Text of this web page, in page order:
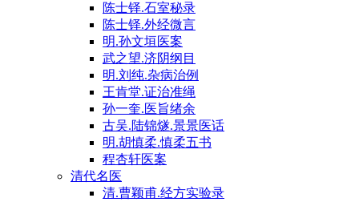
陈士铎.石室秘录
陈士铎.外经微言
明.孙文垣医案
武之望.济阴纲目
明.刘纯.杂病治例
王肯堂.证治准绳
孙一奎.医旨绪余
古吴.陆锦燧.景景医话
明.胡慎柔.慎柔五书
程杏轩医案
清代名医
清.曹颖甫.经方实验录